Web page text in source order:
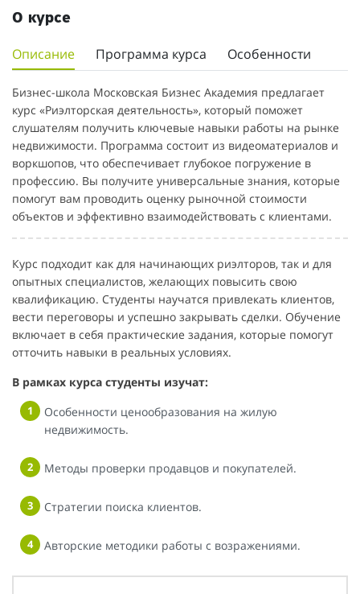
О курсе
Описание Программа курса Особенности
Бизнес-школа Московская Бизнес Академия предлагает
курс «Риэлторская деятельность», который поможет
слушателям получить ключевые навыки работы на рынке
недвижимости. Программа состоит из видеоматериалов и
воркшопов, что обеспечивает глубокое погружение в
профессию. Вы получите универсальные знания, которые
помогут вам проводить оценку рыночной стоимости
объектов и эффективно взаимодействовать с клиентами.
Курс подходит как для начинающих риэлторов, так и для
опытных специалистов, желающих повысить свою
квалификацию. Студенты научатся привлекать клиентов,
вести переговоры и успешно закрывать сделки. Обучение
включает в себя практические задания, которые помогут
отточить навыки в реальных условиях.
В рамках курса студенты изучат:
Особенности ценообразования на жилую
недвижимость.
Методы проверки продавцов и покупателей.
Стратегии поиска клиентов.
Авторские методики работы с возражениями.